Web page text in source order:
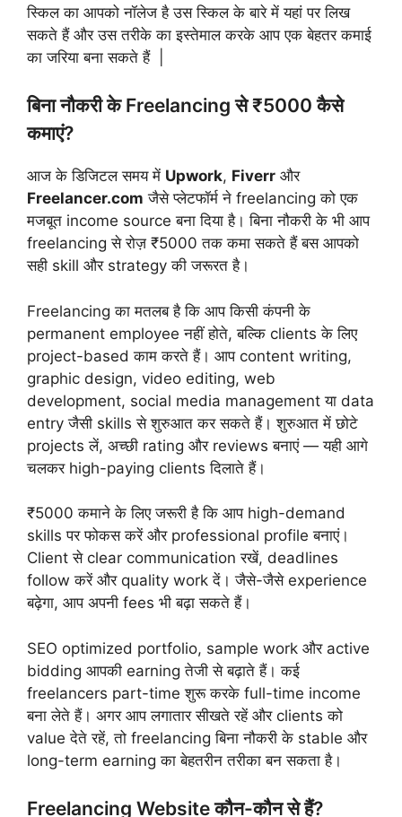
स्किल का आपको नॉलेज है उस स्किल के बारे में यहां पर लिख
सकते हैं और उस तरीके का इस्तेमाल करके आप एक बेहतर कमाई
का जरिया बना सकते हैं |
बिना नौकरी के Freelancing से ₹5000 कैसे
कमाएं?
आज के डिजिटल समय में Upwork, Fiverr और
Freelancer.com जैसे प्लेटफॉर्म ने freelancing को एक
मजबूत income source बना दिया है। बिना नौकरी के भी आप
freelancing से रोज़ ₹5000 तक कमा सकते हैं बस आपको
सही skill और strategy की जरूरत है।
Freelancing का मतलब है कि आप किसी कंपनी के
permanent employee नहीं होते, बल्कि clients के लिए
project-based काम करते हैं। आप content writing,
graphic design, video editing, web
development, social media management या data
entry जैसी skills से शुरुआत कर सकते हैं। शुरुआत में छोटे
projects लें, अच्छी rating और reviews बनाएं — यही आगे
चलकर high-paying clients दिलाते हैं।
₹5000 कमाने के लिए जरूरी है कि आप high-demand
skills पर फोकस करें और professional profile बनाएं।
Client से clear communication रखें, deadlines
follow करें और quality work दें। जैसे-जैसे experience
बढ़ेगा, आप अपनी fees भी बढ़ा सकते हैं।
SEO optimized portfolio, sample work और active
bidding आपकी earning तेजी से बढ़ाते हैं। कई
freelancers part-time शुरू करके full-time income
बना लेते हैं। अगर आप लगातार सीखते रहें और clients को
value देते रहें, तो freelancing बिना नौकरी के stable और
long-term earning का बेहतरीन तरीका बन सकता है।
Freelancing Website कौन-कौन से हैं?